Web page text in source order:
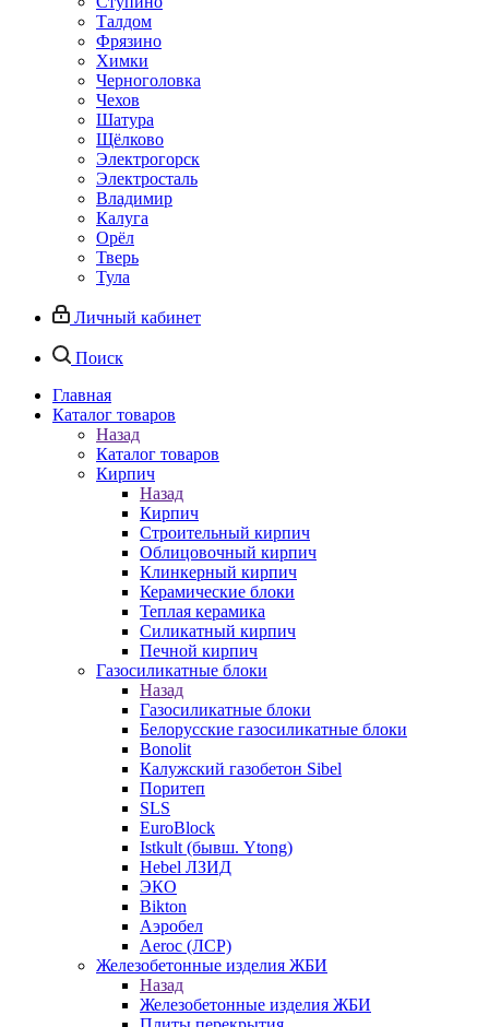
Талдом
Фрязино
Химки
Черноголовка
Чехов
Шатура
Щёлково
Электрогорск
Электросталь
Владимир
Калуга
Орёл
Тверь
Тула
Личный кабинет
Поиск
Главная
Каталог товаров
Назад
Каталог товаров
Кирпич
Назад
Кирпич
Строительный кирпич
Облицовочный кирпич
Клинкерный кирпич
Керамические блоки
Теплая керамика
Силикатный кирпич
Печной кирпич
Газосиликатные блоки
Назад
Газосиликатные блоки
Белорусские газосиликатные блоки
Bonolit
Калужский газобетон Sibel
Поритеп
SLS
EuroBlock
Istkult (бывш. Ytong)
Hebel ЛЗИД
ЭКО
Bikton
Аэробел
Aeroc (ЛСР)
Железобетонные изделия ЖБИ
Назад
Железобетонные изделия ЖБИ